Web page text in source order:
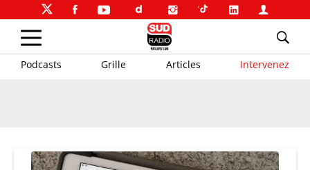
Podcasts Grille Articles Intervenez